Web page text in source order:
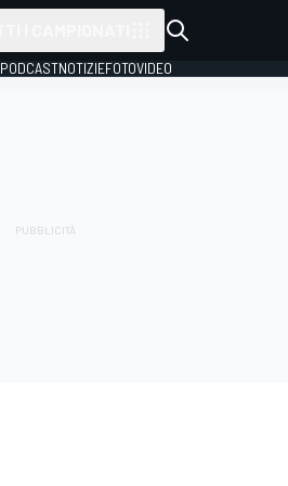
PODCASTNOTIZIEFOTOVIDEO